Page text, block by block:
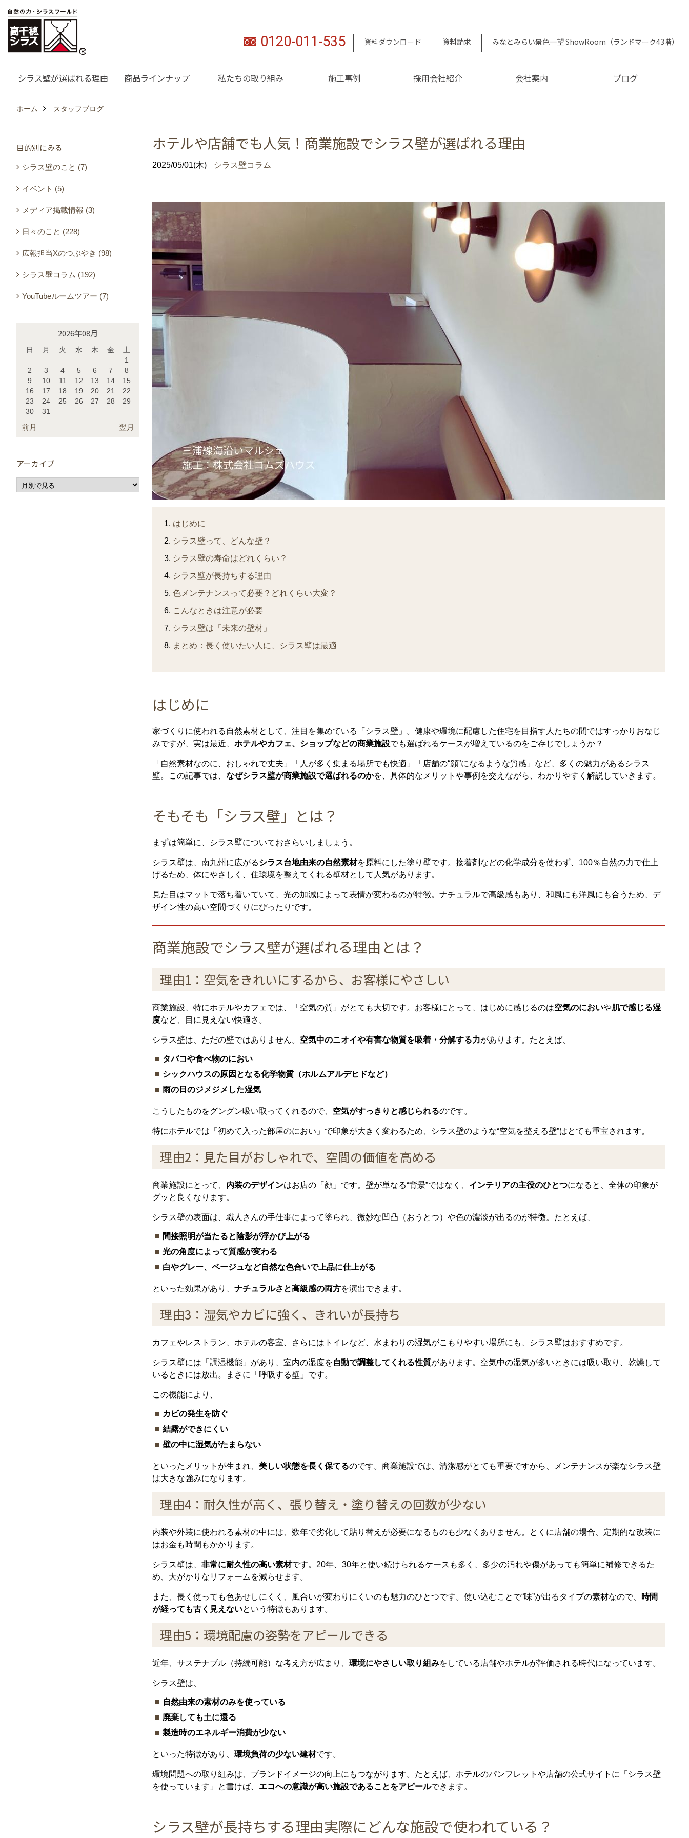
0120-011-535 資料ダウンロード 資料請求 みなとみらい景色一望 ShowRoom（ランドマーク43階）
シラス壁が選ばれる理由 商品ラインナップ 私たちの取り組み 施工事例 採用会社紹介 会社案内 ブログ
ホーム スタッフブログ
ホテルや店舗でも人気！商業施設でシラス壁が選ばれる理由
2025/05/01(木) シラス壁コラム
はじめに
シラス壁って、どんな壁？
シラス壁の寿命はどれくらい？
シラス壁が長持ちする理由
色メンテナンスって必要？どれくらい大変？
こんなときは注意が必要
シラス壁は「未来の壁材」
まとめ：長く使いたい人に、シラス壁は最適
はじめに
家づくりに使われる自然素材として、注目を集めている「シラス壁」。健康や環境に配慮した住宅を目指す人たちの間ではすっかりおなじ
みですが、実は最近、 ホテルやカフェ、ショップなどの商業施設でも選ばれるケースが増えているのをご存じでしょうか？
「自然素材なのに、おしゃれで丈夫」「人が多く集まる場所でも快適」「店舗の“顔”になるような質感」など、多くの魅力があるシラス
壁。この記事では、 なぜシラス壁が商業施設で選ばれるのかを、具体的なメリットや事例を交えながら、わかりやすく解説していきます。
そもそも「シラス壁」とは？
まずは簡単に、シラス壁についておさらいしましょう。
シラス壁は、南九州に広がるシラス台地由来の自然素材を原料にした塗り壁です。接着剤などの化学成分を使わず、100％自然の力で仕上
げるため、体にやさしく、住環境を整えてくれる壁材として人気があります。
見た目はマットで落ち着いていて、光の加減によって表情が変わるのが特徴。ナチュラルで高級感もあり、和風にも洋風にも合うため、デ
ザイン性の高い空間づくりにぴったりです。
商業施設でシラス壁が選ばれる理由とは？
理由1：空気をきれいにするから、お客様にやさしい
商業施設、特にホテルやカフェでは、「空気の質」がとても大切です。お客様にとって、はじめに感じるのは空気のにおいや肌で感じる湿
度など、目に見えない快適さ。
シラス壁は、ただの壁ではありません。 空気中のニオイや有害な物質を吸着・分解する力があります。たとえば、
タバコや食べ物のにおい
シックハウスの原因となる化学物質（ホルムアルデヒドなど）
雨の日のジメジメした湿気
こうしたものをグングン吸い取ってくれるので、 空気がすっきりと感じられるのです。
特にホテルでは「初めて入った部屋のにおい」で印象が大きく変わるため、シラス壁のような“空気を整える壁”はとても重宝されます。
理由2：見た目がおしゃれで、空間の価値を高める
商業施設にとって、 内装のデザインはお店の「顔」です。壁が単なる“背景”ではなく、 インテリアの主役のひとつになると、全体の印象が
グッと良くなります。
シラス壁の表面は、職人さんの手仕事によって塗られ、微妙な凹凸（おうとつ）や色の濃淡が出るのが特徴。たとえば、
間接照明が当たると陰影が浮かび上がる
光の角度によって質感が変わる
白やグレー、ベージュなど自然な色合いで上品に仕上がる
といった効果があり、 ナチュラルさと高級感の両方を演出できます。
理由3：湿気やカビに強く、きれいが長持ち
カフェやレストラン、ホテルの客室、さらにはトイレなど、水まわりの湿気がこもりやすい場所にも、シラス壁はおすすめです。
シラス壁には「調湿機能」があり、室内の湿度を自動で調整してくれる性質があります。空気中の湿気が多いときには吸い取り、乾燥して
いるときには放出。まさに「呼吸する壁」です。
この機能により、
カビの発生を防ぐ
結露ができにくい
壁の中に湿気がたまらない
といったメリットが生まれ、 美しい状態を長く保てるのです。商業施設では、清潔感がとても重要ですから、メンテナンスが楽なシラス壁
は大きな強みになります。
理由4：耐久性が高く、張り替え・塗り替えの回数が少ない
内装や外装に使われる素材の中には、数年で劣化して貼り替えが必要になるものも少なくありません。とくに店舗の場合、定期的な改装に
はお金も時間もかかります。
シラス壁は、 非常に耐久性の高い素材です。20年、30年と使い続けられるケースも多く、多少の汚れや傷があっても簡単に補修できるた
め、大がかりなリフォームを減らせます。
また、長く使っても色あせしにくく、風合いが変わりにくいのも魅力のひとつです。使い込むことで“味”が出るタイプの素材なので、
時間
が経っても古く見えないという特徴もあります。
理由5：環境配慮の姿勢をアピールできる
近年、サステナブル（持続可能）な考え方が広まり、 環境にやさしい取り組みをしている店舗やホテルが評価される時代になっています。
シラス壁は、
自然由来の素材のみを使っている
廃棄しても土に還る
製造時のエネルギー消費が少ない
といった特徴があり、 環境負荷の少ない建材です。
環境問題への取り組みは、ブランドイメージの向上にもつながります。たとえば、ホテルのパンフレットや店舗の公式サイトに「シラス壁
を使っています」と書けば、 エコへの意識が高い施設であることをアピールできます。
シラス壁が長持ちする理由実際にどんな施設で使われている？
目的別にみる
シラス壁のこと (7)
イベント (5)
メディア掲載情報 (3)
日々のこと (228)
広報担当Xのつぶやき (98)
シラス壁コラム (192)
YouTubeルームツアー (7)
2026年08月
日 月 火 水 木 金
土
1
2
3 4 5 6 7
8
9
10 11 12 13 14
15
16
17 18 19 20 21
22
23
24 25 26 27 28
29
30
31
前月 翌月
アーカイブ